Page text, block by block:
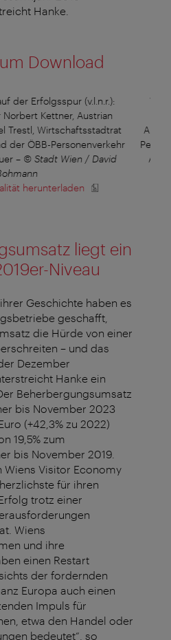
Hanke.
Download
der Erfolgsspur (v.l.n.r.):
Kettner, Austrian
Trestl, Wirtschaftsstadtrat
der ÖBB-Personenverkehr
– © Stadt Wien / David
herunterladen
Peter
AG
liegt ein
Niveau
Geschichte haben es
geschafft,
die Hürde von einer
– und das
Dezember
Hanke ein
Beherbergungsumsatz
bis November 2023
(+42,3% zu 2022)
19,5% zum
bis November 2019.
Wiens Visitor Economy
für ihren
trotz einer
Wiens
und ihre
einen Restart
der fordernden
Europa auch einen
Impuls für
etwa den Handel oder
bedeutet“, so